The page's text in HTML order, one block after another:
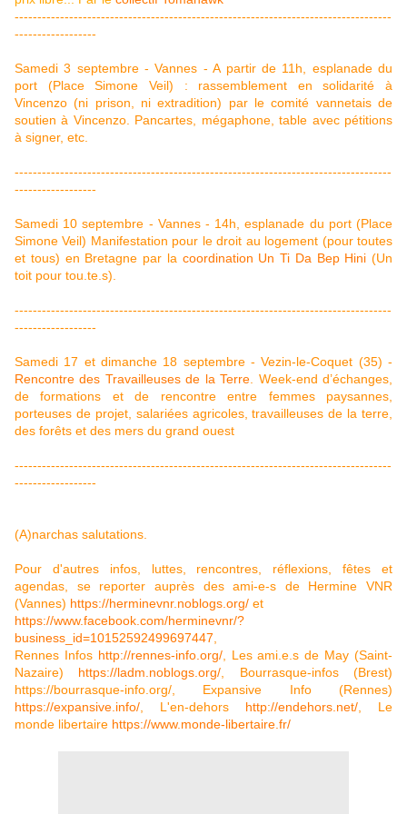
-----------------------------------------------------------------------------------
------------------
Samedi 3 septembre - Vannes - A partir de 11h, esplanade du
port (Place Simone Veil) : rassemblement en solidarité à
Vincenzo (ni prison, ni extradition) par le comité vannetais de
soutien à Vincenzo. Pancartes, mégaphone, table avec pétitions
à signer, etc.
-----------------------------------------------------------------------------------
------------------
Samedi 10 septembre - Vannes - 14h, esplanade du port (Place
Simone Veil) Manifestation pour le droit au logement (pour toutes
et tous) en Bretagne par la coordination Un Ti Da Bep Hini (Un
toit pour tou.te.s).
-----------------------------------------------------------------------------------
------------------
Samedi 17 et dimanche 18 septembre - Vezin-le-Coquet (35) -
Rencontre des Travailleuses de la Terre . Week-end d’échanges,
de formations et de rencontre entre femmes paysannes,
porteuses de projet, salariées agricoles, travailleuses de la terre,
des forêts et des mers du grand ouest
-----------------------------------------------------------------------------------
------------------
(A)narchas salutations.
Pour d'autres infos, luttes, rencontres, réflexions, fêtes et
agendas, se reporter auprès des ami-e-s de Hermine VNR
(Vannes) https://herminevnr.noblogs.org/ et
https://www.facebook.com/herminevnr/?
business_id=10152592499697447
Rennes Infos http://rennes-info.org/, Les ami.e.s de May (Saint-
Nazaire) https://ladm.noblogs.org/ , Bourrasque-infos (Brest)
https://bourrasque-info.org/ , Expansive Info (Rennes)
https://expansive.info/ , L'en-dehors http://endehors.net/ , Le
monde libertaire https://www.monde-libertaire.fr/